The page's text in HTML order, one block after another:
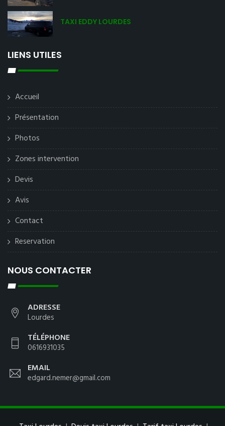
TAXI EDDY LOURDES
LIENS UTILES
Accueil
Présentation
Photos
Zones intervention
Devis
Avis
Contact
Reservation
NOUS CONTACTER
ADRESSE
Lourdes
TÉLÉPHONE
0616931035
EMAIL
edgard.nemer@gmail.com